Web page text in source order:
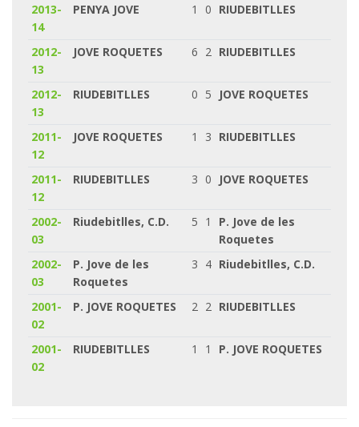
2013-
14
PENYA JOVE 1 0 RIUDEBITLLES
2012-
13
JOVE ROQUETES 6 2 RIUDEBITLLES
2012-
13
RIUDEBITLLES 0 5 JOVE ROQUETES
2011-
12
JOVE ROQUETES 1 3 RIUDEBITLLES
2011-
12
RIUDEBITLLES 3 0 JOVE ROQUETES
2002-
03
Riudebitlles, C.D. 5 1
P. Jove de les
Roquetes
2002-
03
P. Jove de les
Roquetes
3 4 Riudebitlles, C.D.
2001-
02
P. JOVE ROQUETES 2 2 RIUDEBITLLES
2001-
02
RIUDEBITLLES 1 1 P. JOVE ROQUETES